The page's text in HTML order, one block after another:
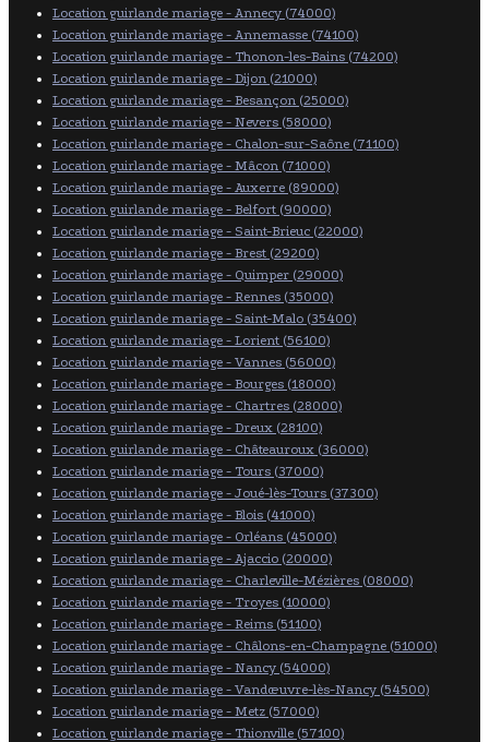
Location guirlande mariage - Annecy (74000)
Location guirlande mariage - Annemasse (74100)
Location guirlande mariage - Thonon-les-Bains (74200)
Location guirlande mariage - Dijon (21000)
Location guirlande mariage - Besançon (25000)
Location guirlande mariage - Nevers (58000)
Location guirlande mariage - Chalon-sur-Saône (71100)
Location guirlande mariage - Mâcon (71000)
Location guirlande mariage - Auxerre (89000)
Location guirlande mariage - Belfort (90000)
Location guirlande mariage - Saint-Brieuc (22000)
Location guirlande mariage - Brest (29200)
Location guirlande mariage - Quimper (29000)
Location guirlande mariage - Rennes (35000)
Location guirlande mariage - Saint-Malo (35400)
Location guirlande mariage - Lorient (56100)
Location guirlande mariage - Vannes (56000)
Location guirlande mariage - Bourges (18000)
Location guirlande mariage - Chartres (28000)
Location guirlande mariage - Dreux (28100)
Location guirlande mariage - Châteauroux (36000)
Location guirlande mariage - Tours (37000)
Location guirlande mariage - Joué-lès-Tours (37300)
Location guirlande mariage - Blois (41000)
Location guirlande mariage - Orléans (45000)
Location guirlande mariage - Ajaccio (20000)
Location guirlande mariage - Charleville-Mézières (08000)
Location guirlande mariage - Troyes (10000)
Location guirlande mariage - Reims (51100)
Location guirlande mariage - Châlons-en-Champagne (51000)
Location guirlande mariage - Nancy (54000)
Location guirlande mariage - Vandœuvre-lès-Nancy (54500)
Location guirlande mariage - Metz (57000)
Location guirlande mariage - Thionville (57100)